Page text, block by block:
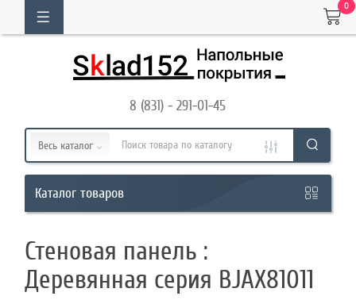
Обратный
звонок
(831)
0
8 (831) - 291-01-45
Весь каталог
Каталог товаров
Стеновая панель :
Деревянная серия BJAX81011